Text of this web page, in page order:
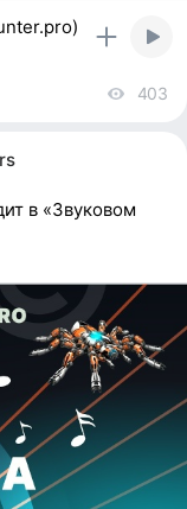
403
в «Звуковом